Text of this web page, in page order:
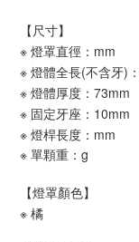
【尺寸】
※ 燈罩直徑：mm
※ 燈體全長(不含牙)
※ 燈體厚度：73mm
※ 固定牙座：10mm
※ 燈桿長度：mm
※ 單顆重：g
【燈罩顏色】
※ 橘